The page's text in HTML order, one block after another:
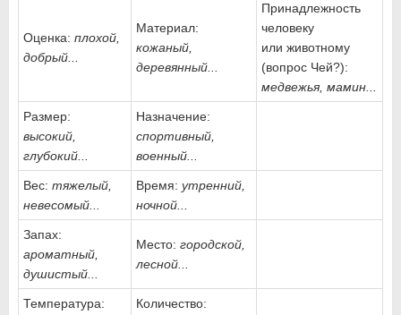
Оценка: плохой,
добрый...
Материал:
кожаный,
деревянный...
Принадлежность
человеку
или животному
(вопрос Чей?):
медвежья, мамин...
Размер:
высокий,
глубокий...
Назначение:
спортивный,
военный...
Вес: тяжелый,
невесомый...
Время: утренний,
ночной...
Запах:
ароматный,
душистый...
Место: городской,
лесной...
Температура:
Количество: